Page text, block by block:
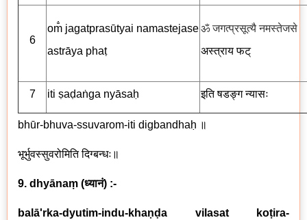
6
om̐ jagatprasūtyai namastejase
astrāya phaṭ
ॐ जगत्प्रसूत्यै नमस्तेजसे
अस्त्राय फट्
7 iti ṣaḍaṅga nyāsaḥ इति षडङ्ग न्यासः
bhūr-bhuva-ssuvarom-iti digbandhaḥ ॥
भूर्भुवस्सुवरोमिति दिग्बन्धः॥
9. dhyānaṃ (ध्यानं) :-
balā'rka-dyutim-indu-khaṇḍa vilasat koṭira-